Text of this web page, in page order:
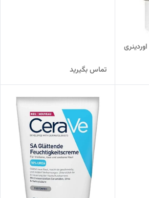
تماس بگیرید